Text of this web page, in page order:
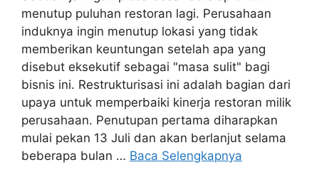
menutup puluhan restoran lagi. Perusahaan
induknya ingin menutup lokasi yang tidak
memberikan keuntungan setelah apa yang
disebut eksekutif sebagai "masa sulit" bagi
bisnis ini. Restrukturisasi ini adalah bagian dari
upaya untuk memperbaiki kinerja restoran milik
perusahaan. Penutupan pertama diharapkan
mulai pekan 13 Juli dan akan berlanjut selama
beberapa bulan … Baca Selengkapnya